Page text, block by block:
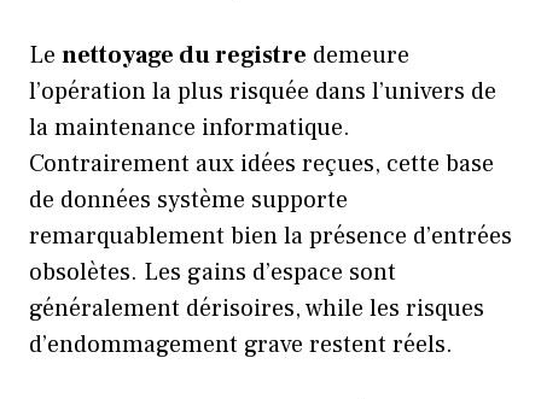
Le nettoyage du registre demeure
l’opération la plus risquée dans l’univers de
la maintenance informatique.
Contrairement aux idées reçues, cette base
de données système supporte
remarquablement bien la présence d’entrées
obsolètes. Les gains d’espace sont
généralement dérisoires, while les risques
d’endommagement grave restent réels.